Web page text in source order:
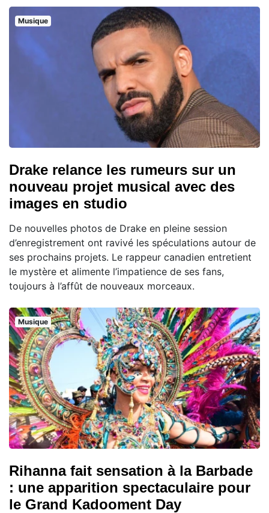
Musique
Drake relance les rumeurs sur un
nouveau projet musical avec des
images en studio
De nouvelles photos de Drake en pleine session
d’enregistrement ont ravivé les spéculations autour de
ses prochains projets. Le rappeur canadien entretient
le mystère et alimente l’impatience de ses fans,
toujours à l’affût de nouveaux morceaux.
Musique
Rihanna fait sensation à la Barbade
: une apparition spectaculaire pour
le Grand Kadooment Day